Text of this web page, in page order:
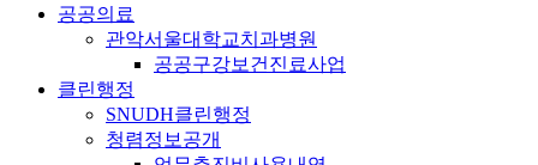
공공의료
관악서울대학교치과병원
공공구강보건진료사업
클린행정
SNUDH클린행정
청렴정보공개